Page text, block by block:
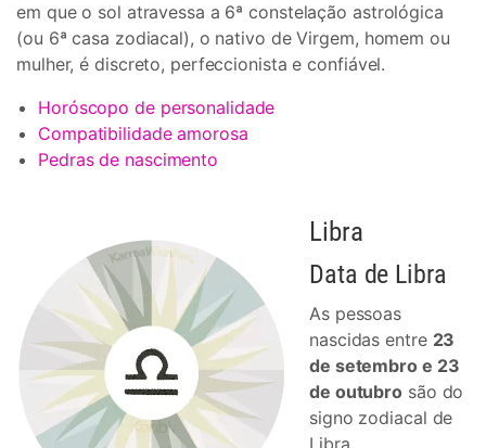
em que o sol atravessa a 6ª constelação astrológica
(ou 6ª casa zodiacal), o nativo de Virgem, homem ou
mulher, é discreto, perfeccionista e confiável.
Horóscopo de personalidade
Compatibilidade amorosa
Pedras de nascimento
Libra
Data de Libra
As pessoas
nascidas entre 23
de setembro e 23
de outubro são do
signo zodiacal de
Libra.